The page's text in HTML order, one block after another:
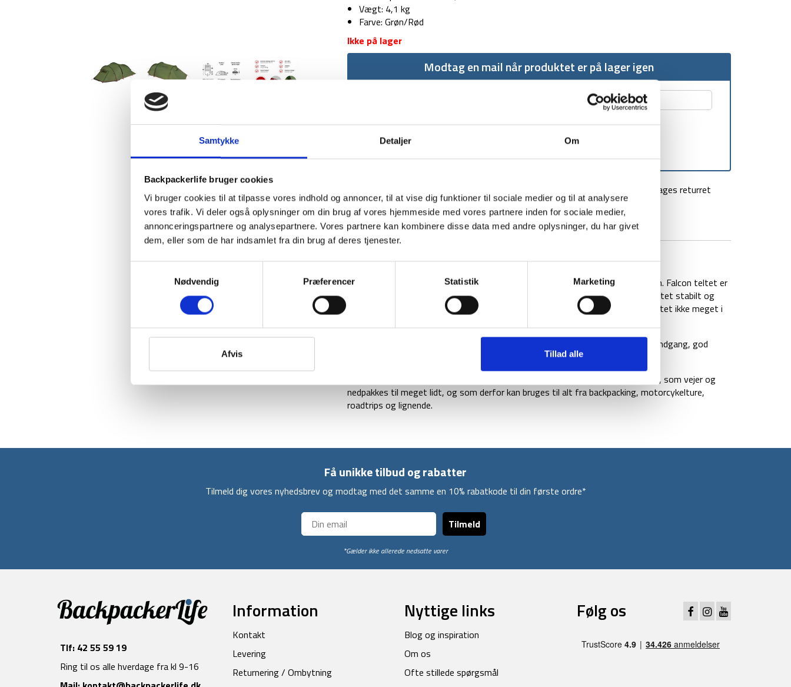
Samtykke Detaljer Om
Backpackerlife bruger cookies
Vi bruger cookies til at tilpasse vores indhold og annoncer, til at vise dig funktioner til sociale medier og til at analysere
vores trafik. Vi deler også oplysninger om din brug af vores hjemmeside med vores partnere inden for sociale medier,
annonceringspartnere og analysepartnere. Vores partnere kan kombinere disse data med andre oplysninger, du har givet
dem, eller som de har indsamlet fra din brug af deres tjenester.
Nødvendig
Præferencer Statistik Marketing
Afvis Tillad alle
Vægt: 4,1 kg
Farve: Grøn/Rød
Ikke på lager
Modtag en mail når produktet er på lager igen
100 dages returret
BESKRIVELSE BRAND FAQ
Dette telt er fra tyske High Peak, og er deres letvægtige telt i modellen Falcon. Falcon teltet er
lavet af 8,5 mm aluminimumsstænger med 7001 T6 hærdet alu, hvilket gør teltet stabilt og
hårdført – og med teltets nedpakkede dimensioner på 43 x Ø: 20 cm, fylder teltet ikke meget i
Falcon teltene har mange features såsom vejrbeskyttet indgang, myggenet i indgang, god
ventilationsmuligheder samt indvendige lommer og lampeholder.
Dermed er Falcon 3 LW fra High Peak er godt bud på et praktisk og lettere telt, som vejer og
nedpakkes til meget lidt, og som derfor kan bruges til alt fra backpacking, motorcykelture,
roadtrips og lignende.
Få unikke tilbud og rabatter
Tilmeld dig vores nyhedsbrev og modtag med det samme en 10% rabatkode til din første ordre*
Tilmeld
*Gælder ikke allerede nedsatte varer
Tlf: 42 55 59 19
Ring til os alle hverdage fra kl 9-16
Information
Kontakt
Levering
Returnering / Ombytning
Nyttige links
Blog og inspiration
Om os
Ofte stillede spørgsmål
Følg os